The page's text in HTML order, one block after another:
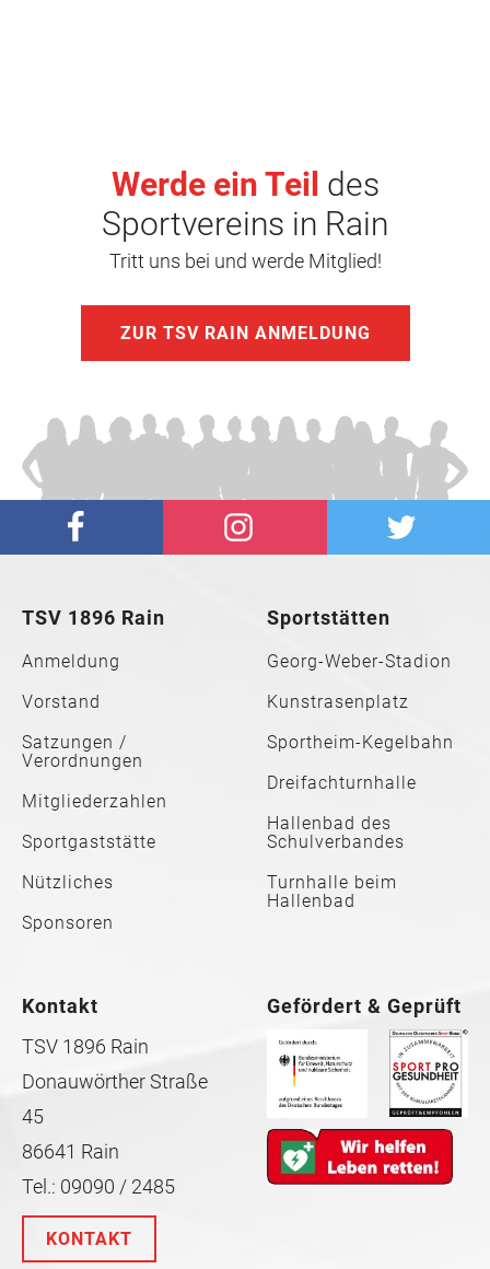
Werde ein Teil des
Sportvereins in Rain
Tritt uns bei und werde Mitglied!
ZUR TSV RAIN ANMELDUNG
TSV 1896 Rain
Anmeldung
Vorstand
Satzungen /
Verordnungen
Mitgliederzahlen
Sportgaststätte
Nützliches
Sponsoren
Sportstätten
Georg-Weber-Stadion
Kunstrasenplatz
Sportheim-Kegelbahn
Dreifachturnhalle
Hallenbad des
Schulverbandes
Turnhalle beim
Hallenbad
Kontakt
TSV 1896 Rain
Donauwörther Straße
45
86641 Rain
Tel.: 09090 / 2485
KONTAKT
Gefördert & Geprüft